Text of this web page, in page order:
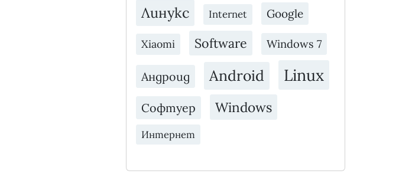
Линукс Internet Google
Xiaomi Software Windows 7
Андроид Android Linux
Софтуер Windows
Интернет